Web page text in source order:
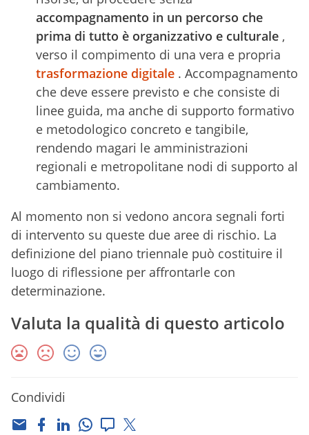
accompagnamento in un percorso che
prima di tutto è organizzativo e culturale ,
verso il compimento di una vera e propria
trasformazione digitale . Accompagnamento
che deve essere previsto e che consiste di
linee guida, ma anche di supporto formativo
e metodologico concreto e tangibile,
rendendo magari le amministrazioni
regionali e metropolitane nodi di supporto al
cambiamento.
Al momento non si vedono ancora segnali forti
di intervento su queste due aree di rischio. La
definizione del piano triennale può costituire il
luogo di riflessione per affrontarle con
determinazione.
Valuta la qualità di questo articolo
Condividi